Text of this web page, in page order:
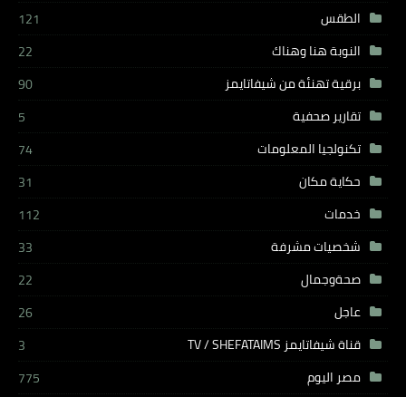
الطقس
121
النوبة هنا وهناك
22
برقية تهنئة من شيفاتايمز
90
تقارير صحفية
5
تكنولجيا المعلومات
74
حكاية مكان
31
خدمات
112
شخصيات مشرفة
33
صحةوجمال
22
عاجل
26
قناة شيفاتايمز TV / SHEFATAIMS
3
مصر اليوم
775